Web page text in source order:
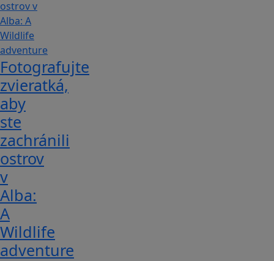
Fotografujte
zvieratká,
aby
ste
zachránili
ostrov
v
Alba:
A
Wildlife
adventure